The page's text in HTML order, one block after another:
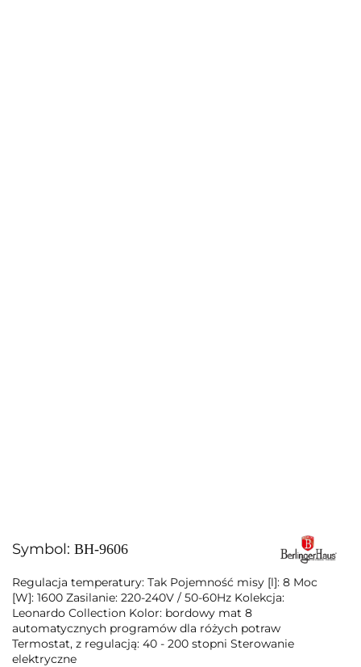
Symbol: BH-9606
Regulacja temperatury: Tak Pojemność misy [l]: 8 Moc
[W]: 1600 Zasilanie: 220-240V / 50-60Hz Kolekcja:
Leonardo Collection Kolor: bordowy mat 8
automatycznych programów dla różych potraw
Termostat, z regulacją: 40 - 200 stopni Sterowanie
elektryczne